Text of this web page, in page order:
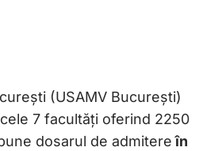
(USAMV București)
7 facultăți oferind 2250
dosarul de admitereîn